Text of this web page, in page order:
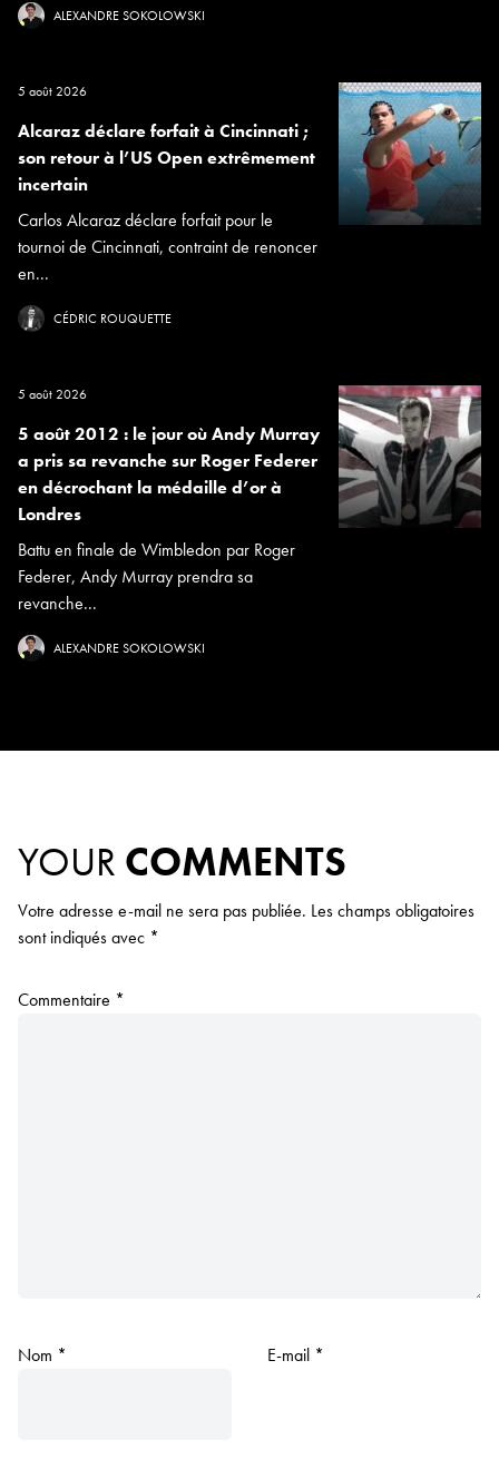
ALEXANDRE SOKOLOWSKI
5 août 2026
Alcaraz déclare forfait à Cincinnati ;
son retour à l’US Open extrêmement
incertain
Carlos Alcaraz déclare forfait pour le
tournoi de Cincinnati, contraint de renoncer
en...
CÉDRIC ROUQUETTE
5 août 2026
5 août 2012 : le jour où Andy Murray
a pris sa revanche sur Roger Federer
en décrochant la médaille d’or à
Londres
Battu en finale de Wimbledon par Roger
Federer, Andy Murray prendra sa
revanche...
ALEXANDRE SOKOLOWSKI
YOUR COMMENTS
Votre adresse e-mail ne sera pas publiée. Les champs obligatoires
sont indiqués avec *
Commentaire *
Nom * E-mail *